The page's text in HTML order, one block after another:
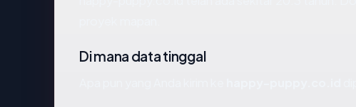
Di mana data tinggal